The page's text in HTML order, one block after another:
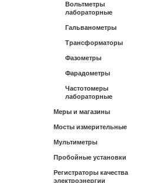
Вольтметры
лабораторные
Гальванометры
Трансформаторы
Фазометры
Фарадометры
Частотомеры
лабораторные
Меры и магазины
Мосты измерительные
Мультиметры
Пробойные установки
Регистраторы качества
электроэнергии